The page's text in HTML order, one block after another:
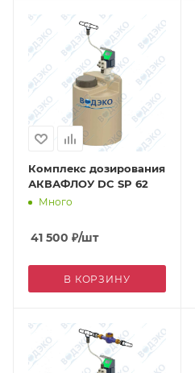
Комплекс дозирования
АКВАФЛОУ DC SP 62
Много
41 500 ₽/шт
В КОРЗИНУ